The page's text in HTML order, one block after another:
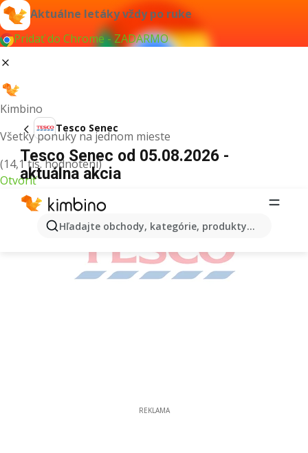
Aktuálne letáky vždy po ruke
Pridať do Chrome - ZADARMO
Kimbino
Všetky ponuky na jednom mieste
(14,1 tis. hodnotení)
Otvoriť
Hľadajte obchody, kategórie, produkty...
Tesco Senec
Tesco Senec od 05.08.2026 -
aktuálna akcia
REKLAMA